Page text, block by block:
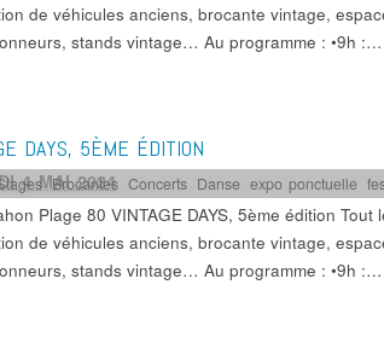
de véhicules anciens, brocante vintage,
stands vintage… Au programme : •9h :…
DAYS, 5ÈME ÉDITION
4 MAI 2024
,Brocantes ,Concerts Danse ,expo ponctuelle ,
Plage 80 VINTAGE DAYS, 5ème édition Tout
de véhicules anciens, brocante vintage,
stands vintage… Au programme : •9h :…